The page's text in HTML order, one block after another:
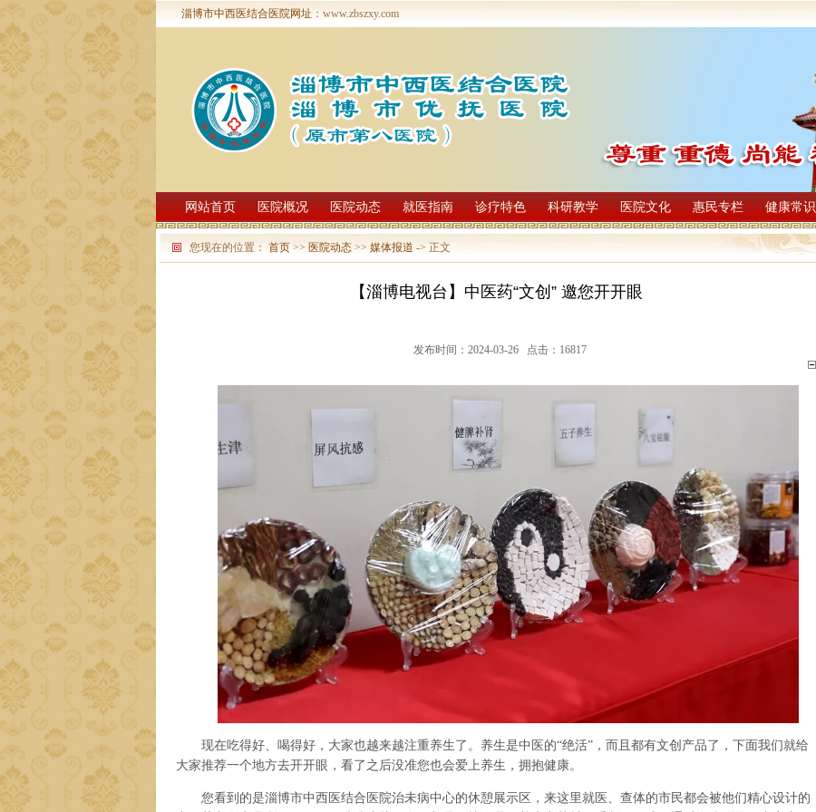
淄博市中西医结合医院网址 ：www.zbszxy.com
网站首页 医院概况 医院动态 就医指南 诊疗特色 科研教学 医院文化 惠民专栏 健康常识
您现在的位置： 首页 >> 医院动态 >> 媒体报道 -> 正文
【淄博电视台】中医药“文创” 邀您开开眼
发布时间：2024-03-26 点击：16817
现在吃得好、喝得好，大家也越来越注重养生了。养生是中医的“绝活”，而且都有文创产品了，下面我们就给
大家推荐一个地方去开开眼，看了之后没准您也会爱上养生，拥抱健康。
您看到的是淄博市中西医结合医院治未病中心的休憩展示区，来这里就医、查体的市民都会被他们精心设计的